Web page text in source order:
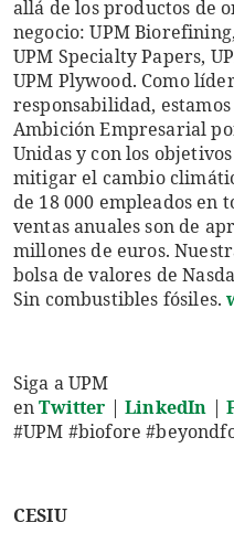
allá de los productos de
negocio: UPM
UPM Specialty Papers,
UPM Plywood. Como
responsabilidad,
Ambición Empresarial
Unidas y con los
mitigar el cambio
de 18 000 empleados en
ventas anuales son de
millones de euros.
bolsa de valores de
Sin combustibles fósiles.
Siga a UPM
enTwitter |LinkedIn |
#UPM #biofore
CESIU